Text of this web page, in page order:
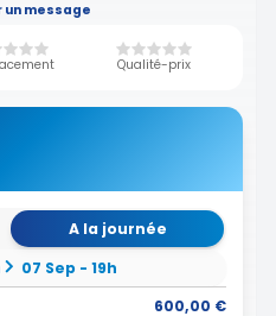
un message
Qualité-prix
A la journée
07 Sep - 19h
600,00 €